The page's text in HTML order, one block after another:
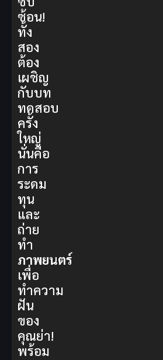
ซ้อน!
ทั้ง
สอง
ต้อง
เผชิญ
กับบท
ทดสอบ
ครั้ง
ใหญ่
นั่นคือ
การ
ระดม
ทุน
และ
ถ่าย
ทำ
ภาพยนตร์
เพื่อ
ทำความ
ฝัน
ของ
คุณย่า!
พร้อม